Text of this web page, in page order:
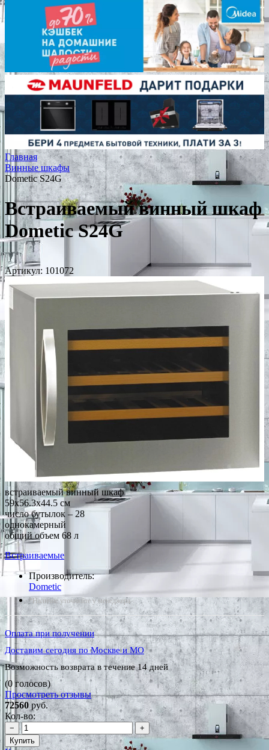
Главная
Винные шкафы
Dometic S24G
Встраиваемый винный шкаф
Dometic S24G
Артикул: 101072
встраиваемый винный шкаф
59x56.3x44.5 см
число бутылок – 28
однокамерный
общий объем 68 л
Встраиваемые
Производитель:
Dometic
*Наличие уточняйте у менеджера
Оплата при получении
Доставим сегодня по Москве и МО
Возможность возврата в течение 14 дней
(0 голосов)
Просмотреть отзывы
72560руб.
Кол-во:
−
+
Купить